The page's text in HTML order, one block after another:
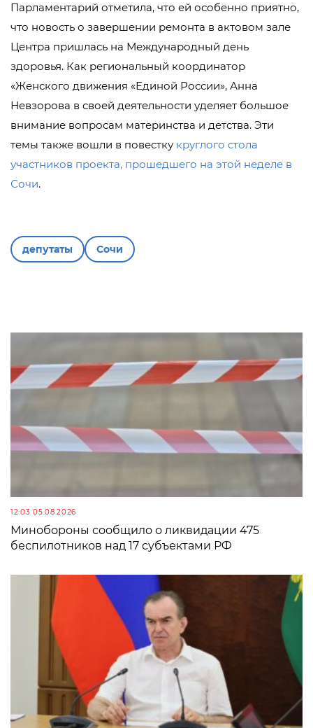
Парламентарий отметила, что ей особенно приятно,
что новость о завершении ремонта в актовом зале
Центра пришлась на Международный день
здоровья. Как региональный координатор
«Женского движения «Единой России», Анна
Невзорова в своей деятельности уделяет большое
внимание вопросам материнства и детства. Эти
темы также вошли в повестку круглого стола
участников проекта, прошедшего на этой неделе в
Сочи.
депутаты Сочи
12:03 05.08.2026
Минобороны сообщило о ликвидации 475
беспилотников над 17 субъектами РФ